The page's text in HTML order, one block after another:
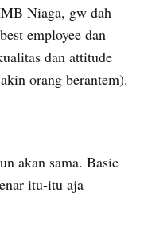
Niaga, gw dah
employee dan
dan attitude
orang berantem).
akan sama. Basic
itu-itu aja